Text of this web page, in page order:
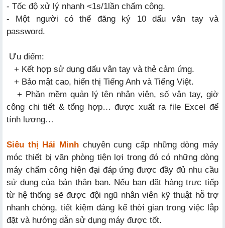
- Tốc độ xử lý nhanh <1s/1lần chấm công.
- Một người có thể đăng ký 10 dấu vân tay và
password.
Ưu điểm:
+ Kết hợp sử dụng dấu vân tay và thẻ cảm ứng.
+ Bảo mật cao, hiển thị Tiếng Anh và Tiếng Việt.
+ Phần mềm quản lý tên nhân viên, số vân tay, giờ
công chi tiết & tổng hợp… được xuất ra file Excel để
tính lương…
Siêu thị Hải Minh chuyên cung cấp những dòng máy
móc thiết bị văn phòng tiện lợi trong đó có những dòng
máy chấm công hiện đại đáp ứng được đầy đủ nhu cầu
sử dụng của bản thân bạn. Nếu bạn đặt hàng trực tiếp
từ hệ thống sẽ được đội ngũ nhân viên kỹ thuật hỗ trợ
nhanh chóng, tiết kiệm đáng kể thời gian trong việc lắp
đặt và hướng dẫn sử dụng máy được tốt.